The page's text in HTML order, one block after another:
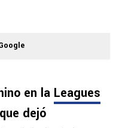
en la Leagues
dejó